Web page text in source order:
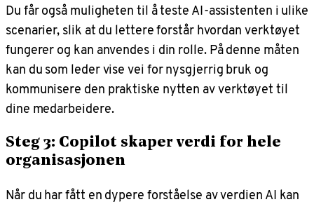
Du får også muligheten til å teste AI-assistenten i ulike
scenarier, slik at du lettere forstår hvordan verktøyet
fungerer og kan anvendes i din rolle. På denne måten
kan du som leder vise vei for nysgjerrig bruk og
kommunisere den praktiske nytten av verktøyet til
dine medarbeidere.
Steg 3: Copilot skaper verdi for hele
organisasjonen
Når du har fått en dypere forståelse av verdien AI kan